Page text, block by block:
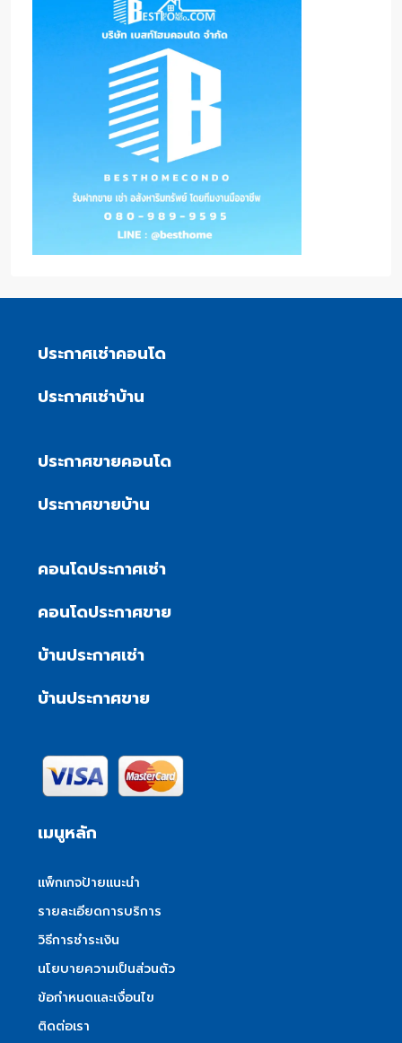
ประกาศเช่าคอนโด
ประกาศเช่าบ้าน
ประกาศขายคอนโด
ประกาศขายบ้าน
คอนโดประกาศเช่า
คอนโดประกาศขาย
บ้านประกาศเช่า
บ้านประกาศขาย
เมนูหลัก
แพ็กเกจป้ายแนะนำ
รายละเอียดการบริการ
วิธีการชำระเงิน
นโยบายความเป็นส่วนตัว
ข้อกำหนดและเงื่อนไข
ติดต่อเรา